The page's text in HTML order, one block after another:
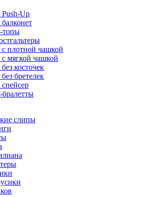
Push-Up
топы
с плотной чашкой
мягкой чашкой
косточек
бретелек
бралетты
слипы